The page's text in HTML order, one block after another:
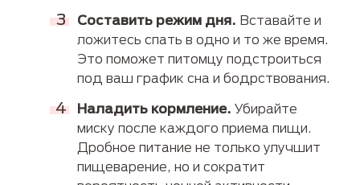
Составить режим дня. Вставайте и
ложитесь спать в одно и то же время.
Это поможет питомцу подстроиться
под ваш график сна и бодрствования.
Наладить кормление. Убирайте
миску после каждого приема пищи.
Дробное питание не только улучшит
пищеварение, но и сократит